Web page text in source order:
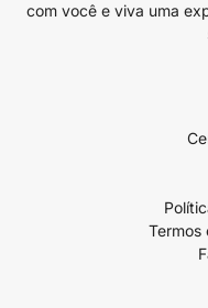
com você e viva uma
Termos